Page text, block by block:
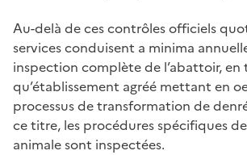
Au-delà de ces contrôles officiels
services conduisent a minima
inspection complète de l’abattoir, en
qu’établissement agréé mettant en
processus de transformation de
ce titre, les procédures spécifiques
animale sont inspectées.